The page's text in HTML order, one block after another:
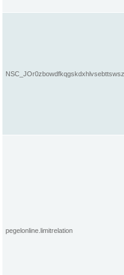
pegelonline.limitrelation